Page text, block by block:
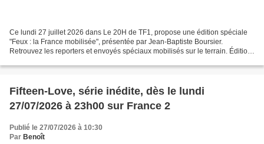
Ce lundi 27 juillet 2026 dans Le 20H de TF1, propose une édition spéciale
"Feux : la France mobilisée", présentée par Jean-Baptiste Boursier.
Retrouvez les reporters et envoyés spéciaux mobilisés sur le terrain. Édition
Fifteen-Love, série inédite, dès le lundi
27/07/2026 à 23h00 sur France 2
Publié le 27/07/2026 à 10:30
Par Benoît